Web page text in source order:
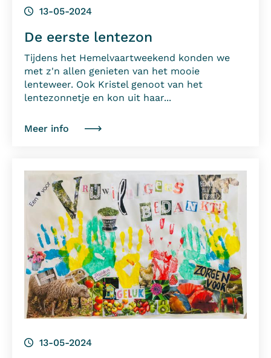
13-05-2024
De eerste lentezon
Tijdens het Hemelvaartweekend konden we
met z'n allen genieten van het mooie
lenteweer. Ook Kristel genoot van het
lentezonnetje en kon uit haar...
Meer info
13-05-2024